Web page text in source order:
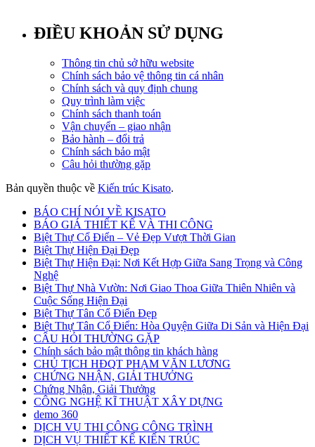
ĐIỀU KHOẢN SỬ DỤNG
Thông tin chủ sở hữu website
Chính sách bảo vệ thông tin cá nhân
Chính sách và quy định chung
Quy trình làm việc
Chính sách thanh toán
Vận chuyển – giao nhận
Bảo hành – đổi trả
Chính sách bảo mật
Câu hỏi thường gặp
Bản quyền thuộc về Kiến trúc Kisato.
BÁO CHÍ NÓI VỀ KISATO
BÁO GIÁ THIẾT KẾ VÀ THI CÔNG
Biệt Thự Cổ Điển – Vẻ Đẹp Vượt Thời Gian
Biệt Thự Hiện Đại Đẹp
Biệt Thự Hiện Đại: Nơi Kết Hợp Giữa Sang Trọng và Công
Nghệ
Biệt Thự Nhà Vườn: Nơi Giao Thoa Giữa Thiên Nhiên và
Cuộc Sống Hiện Đại
Biệt Thự Tân Cổ Điển Đẹp
Biệt Thự Tân Cổ Điển: Hòa Quyện Giữa Di Sản và Hiện Đại
CÂU HỎI THƯỜNG GẶP
Chính sách bảo mật thông tin khách hàng
CHỦ TỊCH HĐQT PHẠM VĂN LƯƠNG
CHỨNG NHẬN, GIẢI THƯỞNG
Chứng Nhận, Giải Thưởng
CÔNG NGHỆ KĨ THUẬT XÂY DỰNG
demo 360
DỊCH VỤ THI CÔNG CÔNG TRÌNH
DỊCH VỤ THIẾT KẾ KIẾN TRÚC